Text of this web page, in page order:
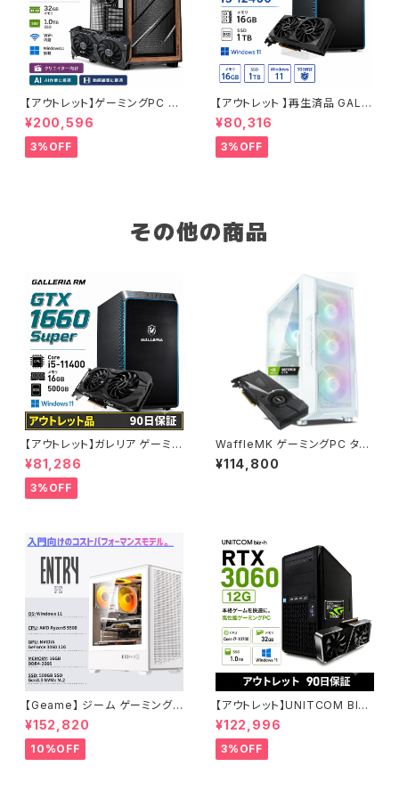
【アウトレット】ゲーミングPC 未
使用品 RTX4060Ti Ryzen7
5700X メモリ32GB SSD1TB
AI 動画編集 90日保証 G-Stor
m
¥200,596
3%OFF
【アウトレット 】再生済品 GALL
ERIA RM RX 6500XT Core i
5-12400 メモリ16GB SSD1T
B ゲーミングPC 整備済み品 9
0日保証
¥80,316
3%OFF
その他の商品
【アウトレット】ガレリア ゲーミン
グパソコン GTX 1660 Super
Core i5-11400 メモリ16GB S
SD500GB 90日保証 他メーカ
ー整備済み品
¥81,286
3%OFF
WaffleMK ゲーミングPC タワ
ー型 G-Stormシリーズ AMD
GeForce 16GBメモリ Windo
¥114,800
【Geame】 ジーム ゲーミングP
C デスクトップ Certified GPU
RTX3060 12G Ryzen5 550
0 メモリ16GB SSD 500GB W
iFi Windows11 動画編集 G-S
¥152,820
10%OFF
【アウトレット】UNITCOM BIZ-
H RTX 3060 Core i7-1070
0 メモリ32GB SSD1TB ゲーミ
ングPC アウトレット プロ仕様 9
0日保証
¥122,996
3%OFF